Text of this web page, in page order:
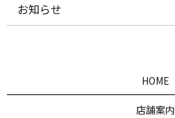
お知らせ
HOME
店舗案内